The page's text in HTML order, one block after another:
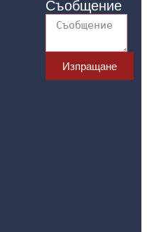
Съобщение
Изпращане